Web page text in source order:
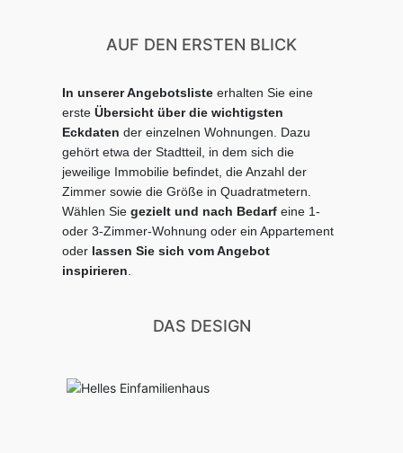
AUF DEN ERSTEN BLICK
In unserer Angebotslisteerhalten Sie eine
erste Übersicht über die wichtigsten
Eckdaten der einzelnen Wohnungen. Dazu
gehört etwa der Stadtteil, in dem sich die
jeweilige Immobilie befindet, die Anzahl der
Zimmer sowie die Größe in Quadratmetern.
Wählen Siegezielt und nach Bedarfeine 1-
oder 3-Zimmer-Wohnung oder ein Appartement
oder lassen Sie sich vom Angebot
inspirieren
DAS DESIGN